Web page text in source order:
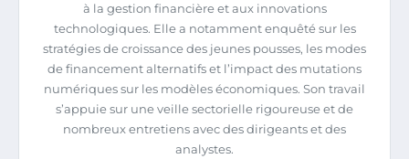
à la gestion financière et aux innovations
technologiques. Elle a notamment enquêté sur les
stratégies de croissance des jeunes pousses, les modes
de financement alternatifs et l’impact des mutations
numériques sur les modèles économiques. Son travail
s’appuie sur une veille sectorielle rigoureuse et de
nombreux entretiens avec des dirigeants et des
analystes.